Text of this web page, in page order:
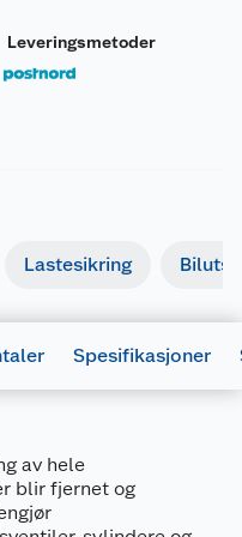
Leveringsmetoder
Lastesikring
Spesifikasjoner
av hele
blir fjernet og
5020144808862
om det
for liv i